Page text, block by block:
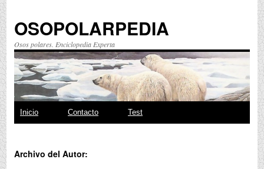
OSOPOLARPEDIA
Osos polares. Enciclopedia Experta
Saltar
contenido
Inicio Contacto Test
Archivo del Autor: